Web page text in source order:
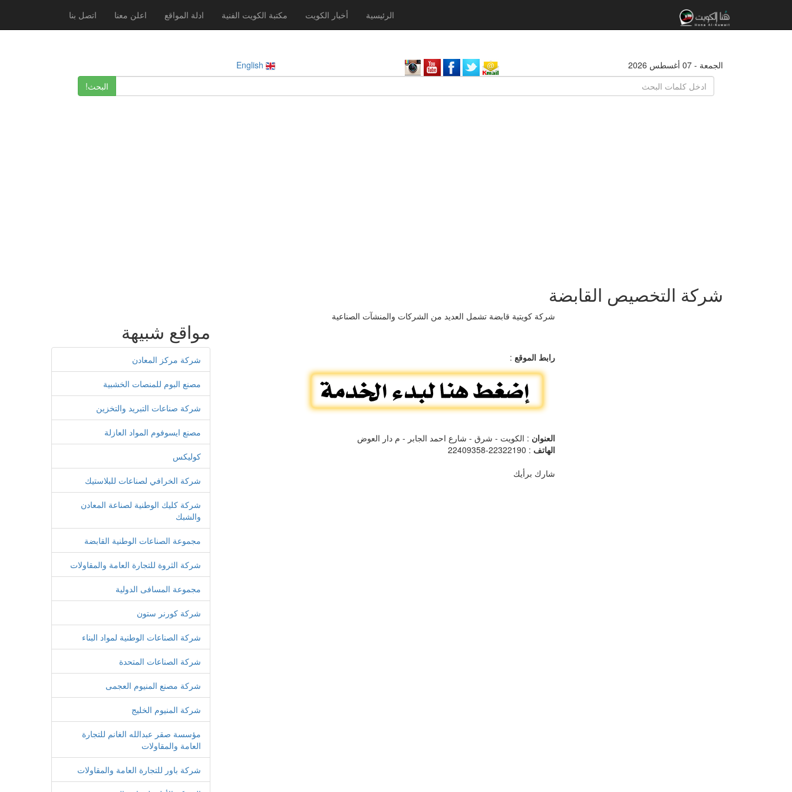
الرئيسية أخبار الكويت مكتبة الكويت الفنية ادلة المواقع اعلن معنا اتصل بنا
الجمعة - 07 أغسطس 2026
البحث!
شركة التخصيص القابضة
شركة كويتية قابضة تشمل العديد من الشركات والمنشآت الصناعية
رابط الموقع :
العنوان : الكويت - شرق - شارع احمد الجابر - م دار العوض
الهاتف : 22322190-22409358
شارك برأيك
مواقع شبيهة
شركة مركز المعادن
مصنع البوم للمنصات الخشبية
شركة صناعات التبريد والتخزين
مصنع ايسوفوم المواد العازلة
كوليكس
شركة الخرافي لصناعات للبلاستيك
شركة كليك الوطنية لصناعة المعادن
والشبك
مجموعة الصناعات الوطنية القابضة
شركة الثروة للتجارة العامة والمقاولات
مجموعة المسافى الدولية
شركة كورنر ستون
شركة الصناعات الوطنية لمواد البناء
شركة الصناعات المتحدة
شركة مصنع المنيوم العجمى
شركة المنيوم الخليج
مؤسسة صقر عبدالله الغانم للتجارة
العامة والمقاولات
شركة باور للتجارة العامة والمقاولات